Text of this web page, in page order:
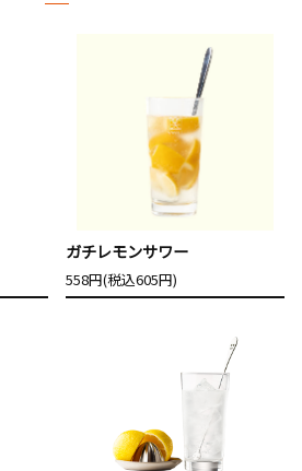
ガチレモンサワー
558円(税込605円)